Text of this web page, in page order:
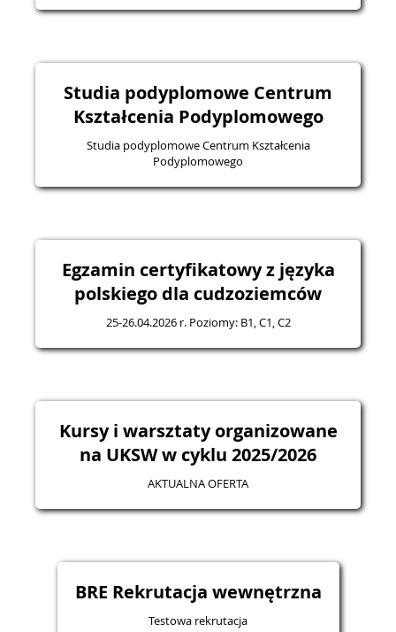
Studia podyplomowe Centrum
Kształcenia Podyplomowego
Studia podyplomowe Centrum Kształcenia
Podyplomowego
Egzamin certyfikatowy z języka
polskiego dla cudzoziemców
25-26.04.2026 r. Poziomy: B1, C1, C2
Kursy i warsztaty organizowane
na UKSW w cyklu 2025/2026
AKTUALNA OFERTA
BRE Rekrutacja wewnętrzna
Testowa rekrutacja